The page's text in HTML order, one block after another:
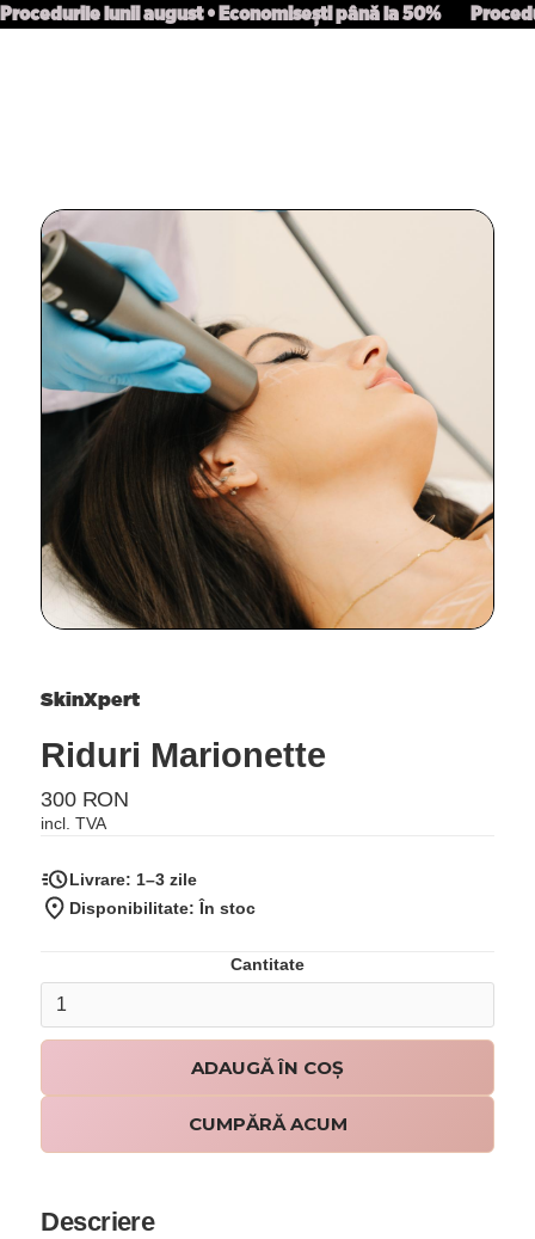
Procedurile lunii august • Economisești până la 50%
SkinXpert
Riduri Marionette
300 RON
incl. TVA
Livrare: 1–3 zile
Disponibilitate: În stoc
Cantitate
CUMPĂRĂ ACUM
Descriere